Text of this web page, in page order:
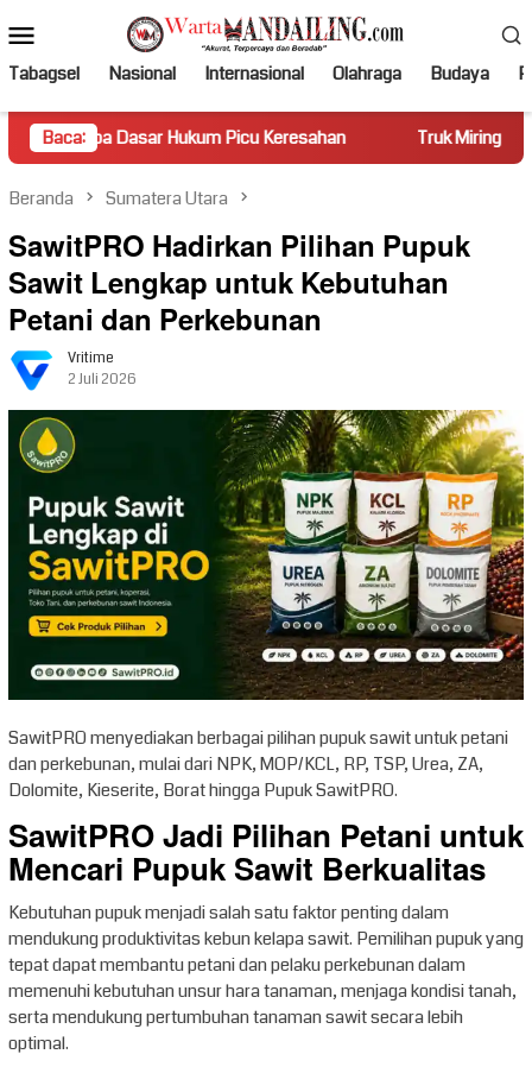
ke
kontenMobile
Tabagsel Nasional Internasional Olahraga Budaya
Baca:
Hukum Picu Keresahan Truk Miring Hambat Arus Lalu
Beranda Sumatera Utara
SawitPRO Hadirkan Pilihan Pupuk
Sawit Lengkap untuk Kebutuhan
Petani dan Perkebunan
Vritime
2 Juli 2026
SawitPRO menyediakan berbagai pilihan pupuk sawit untuk petani
dan perkebunan, mulai dari NPK, MOP/KCL, RP, TSP, Urea, ZA,
Dolomite, Kieserite, Borat hingga Pupuk SawitPRO.
SawitPRO Jadi Pilihan Petani untuk
Mencari Pupuk Sawit Berkualitas
Kebutuhan pupuk menjadi salah satu faktor penting dalam
mendukung produktivitas kebun kelapa sawit. Pemilihan pupuk yang
tepat dapat membantu petani dan pelaku perkebunan dalam
memenuhi kebutuhan unsur hara tanaman, menjaga kondisi tanah,
serta mendukung pertumbuhan tanaman sawit secara lebih
optimal.